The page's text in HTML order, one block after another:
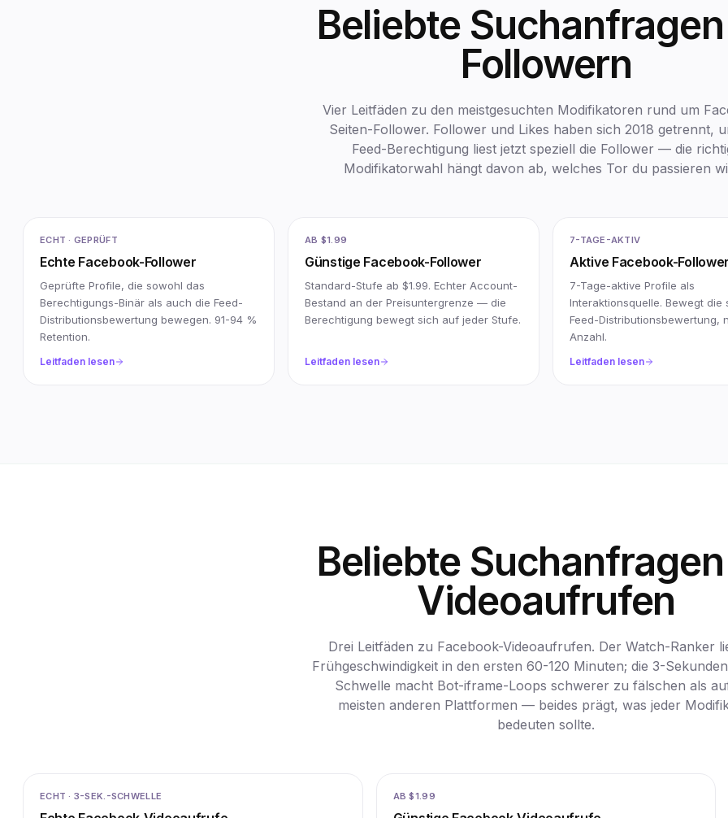
Beliebte
Followern
Vier Leitfäden zu den meistgesuchten Modifikatoren rund um
Seiten-Follower. Follower und Likes haben sich 2018 getrennt,
Feed-Berechtigung liest jetzt speziell die Follower — die
Modifikatorwahl hängt davon ab, welches Tor du passieren
ECHT · GEPRÜFT
Echte Facebook-Follower
Geprüfte Profile, die sowohl das
Berechtigungs-Binär als auch die Feed-
Distributionsbewertung bewegen. 91-94 %
Retention.
Leitfaden lesen
AB $1.99
Günstige Facebook-Follower
Standard-Stufe ab $1.99. Echter Account-
Bestand an der Preisuntergrenze — die
Berechtigung bewegt sich auf jeder Stufe.
Leitfaden lesen
7-TAGE-AKTIV
Aktive Facebook-
7-Tage-aktive Profile als
Interaktionsquelle. Bewegt die
Feed-Distributionsbewertung,
Anzahl.
Leitfaden lesen
Beliebte
Videoaufrufen
Drei Leitfäden zu Facebook-Videoaufrufen. Der Watch-Ranker
Frühgeschwindigkeit in den ersten 60-120 Minuten; die 3-
Schwelle macht Bot-iframe-Loops schwerer zu fälschen als
meisten anderen Plattformen — beides prägt, was jeder
bedeuten sollte.
ECHT · 3-SEK.-SCHWELLE AB $1.99